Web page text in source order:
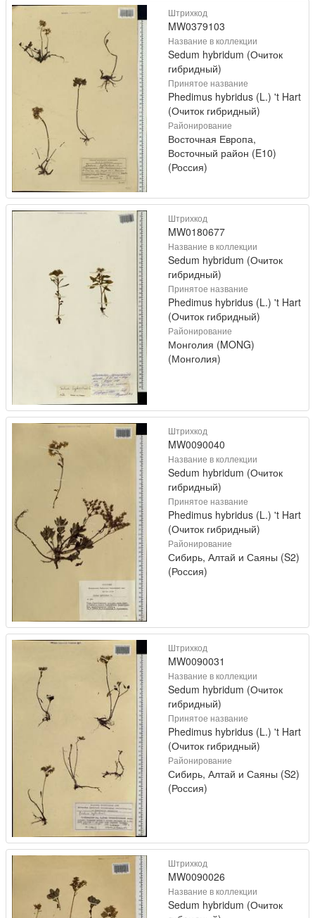
Штрихкод
MW0379103
Название в коллекции
Sedum hybridum (Очиток
гибридный)
Принятое название
Phedimus hybridus (L.) 't Hart
(Очиток гибридный)
Районирование
Восточная Европа,
Восточный район (E10)
(Россия)
Штрихкод
MW0180677
Название в коллекции
Sedum hybridum (Очиток
гибридный)
Принятое название
Phedimus hybridus (L.) 't Hart
(Очиток гибридный)
Районирование
Монголия (MONG)
(Монголия)
Штрихкод
MW0090040
Название в коллекции
Sedum hybridum (Очиток
гибридный)
Принятое название
Phedimus hybridus (L.) 't Hart
(Очиток гибридный)
Районирование
Сибирь, Алтай и Саяны (S2)
(Россия)
Штрихкод
MW0090031
Название в коллекции
Sedum hybridum (Очиток
гибридный)
Принятое название
Phedimus hybridus (L.) 't Hart
(Очиток гибридный)
Районирование
Сибирь, Алтай и Саяны (S2)
(Россия)
Штрихкод
MW0090026
Название в коллекции
Sedum hybridum (Очиток